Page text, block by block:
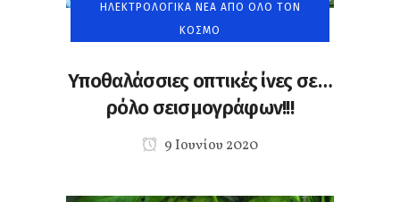
ΗΛΕΚΤΡΟΛΟΓΙΚΆ ΝΈΑ ΑΠΌ ΌΛΟ ΤΟΝ
ΚΌΣΜΟ
Υποθαλάσσιες οπτικές ίνες σε…
ρόλο σεισμογράφων!!!
9 Ιουνίου 2020